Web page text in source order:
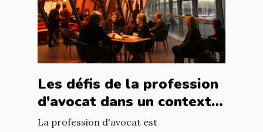
Les défis de la profession
d'avocat dans un contexte
international à Nantes
La profession d'avocat est